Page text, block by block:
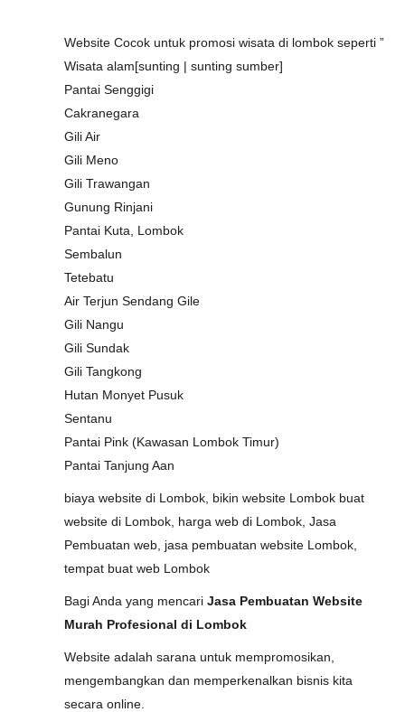
Website Cocok untuk promosi wisata di lombok seperti ”
Wisata alam[sunting | sunting sumber]
Pantai Senggigi
Cakranegara
Gili Air
Gili Meno
Gili Trawangan
Gunung Rinjani
Pantai Kuta, Lombok
Sembalun
Tetebatu
Air Terjun Sendang Gile
Gili Nangu
Gili Sundak
Gili Tangkong
Hutan Monyet Pusuk
Sentanu
Pantai Pink (Kawasan Lombok Timur)
Pantai Tanjung Aan
biaya website di Lombok, bikin website Lombok buat
website di Lombok, harga web di Lombok, Jasa
Pembuatan web, jasa pembuatan website Lombok,
tempat buat web Lombok
Bagi Anda yang mencari Jasa Pembuatan Website
Murah Profesional di Lombok
Website adalah sarana untuk mempromosikan,
mengembangkan dan memperkenalkan bisnis kita
secara online.